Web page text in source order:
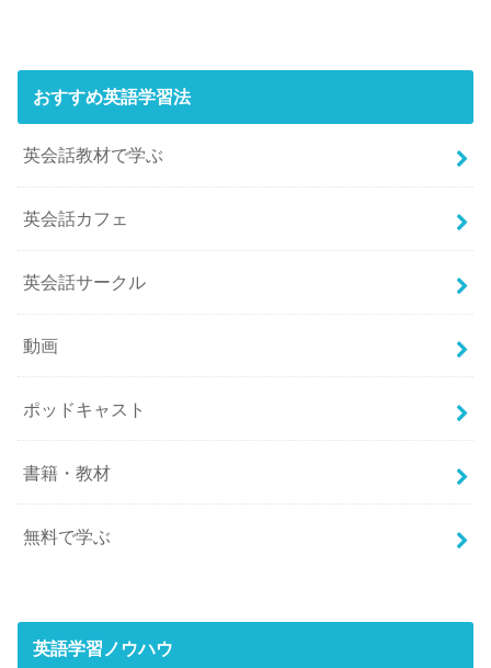
おすすめ英語学習法
英会話教材で学ぶ
英会話カフェ
英会話サークル
動画
ポッドキャスト
書籍・教材
無料で学ぶ
英語学習ノウハウ